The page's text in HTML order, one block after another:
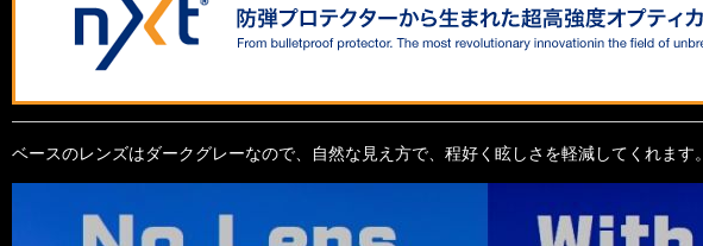
ベースのレンズはダークグレーなので、自然な見え方で、程好く眩しさを軽減してくれます。